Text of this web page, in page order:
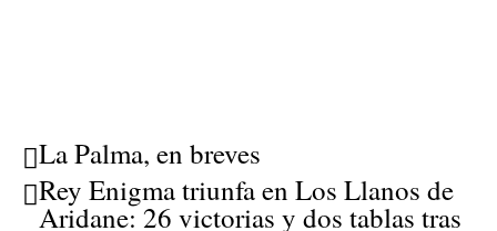
La Palma, en breves
Rey Enigma triunfa en Los Llanos de
Aridane: 26 victorias y dos tablas tras